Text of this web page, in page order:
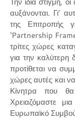
αυξάνονται. Γι’
της Επιτροπής
‘Partnership
τρίτες χώρες
για την καλύτερη
προτίθεται να
χώρες αυτές και
Κίνητρα που θα
Χρειαζόμαστε
Ευρωπαϊκό